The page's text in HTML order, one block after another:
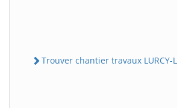
Trouver chantier travaux LURCY-